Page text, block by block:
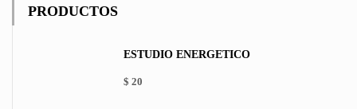
PRODUCTOS
ESTUDIO ENERGÉTICO
$ 20